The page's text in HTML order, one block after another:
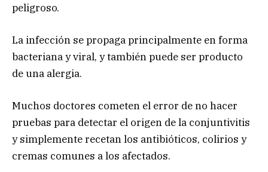
peligroso.
La infección se propaga principalmente en forma
bacteriana y viral, y también puede ser producto
de una alergia.
Muchos doctores cometen el error de no hacer
pruebas para detectar el origen de la conjuntivitis
y simplemente recetan los antibióticos, colirios y
cremas comunes a los afectados.